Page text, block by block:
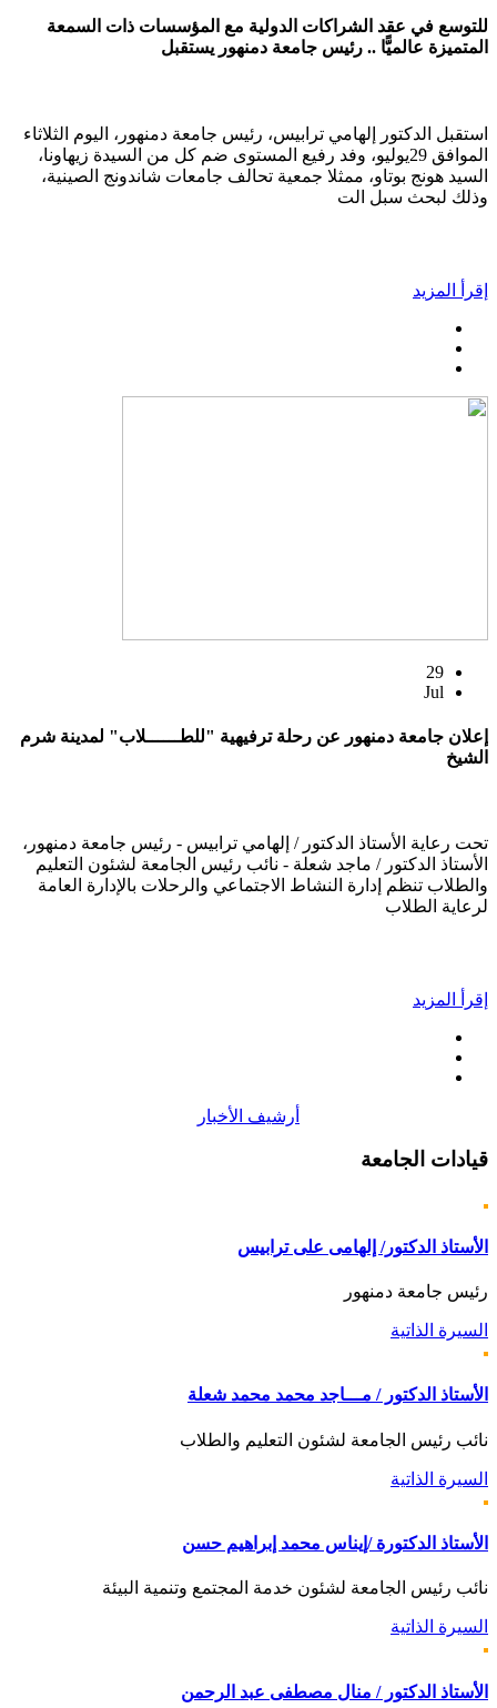
للتوسع في عقد الشراكات الدولية مع المؤسسات ذات السمعة
المتميزة عالميًّا .. رئيس جامعة دمنهور يستقبل
استقبل الدكتور إلهامي ترابيس، رئيس جامعة دمنهور، اليوم الثلاثاء
الموافق 29يوليو، وفد رفيع المستوى ضم كل من السيدة زيهاونا،
السيد هونج بوتاو، ممثلا جمعية تحالف جامعات شاندونج الصينية،
وذلك لبحث سبل الت
إقرأ المزيد
29
Jul
إعلان جامعة دمنهور عن رحلة ترفيهية "للطــــــلاب" لمدينة شرم
الشيخ
تحت رعاية الأستاذ الدكتور / إلهامي ترابيس - رئيس جامعة دمنهور،
الأستاذ الدكتور / ماجد شعلة - نائب رئيس الجامعة لشئون التعليم
والطلاب تنظم إدارة النشاط الاجتماعي والرحلات بالإدارة العامة
لرعاية الطلاب
إقرأ المزيد
أرشيف الأخبار
قيادات الجامعة
الأستاذ الدكتور/ إلهامى على ترابيس
رئيس جامعة دمنهور
السيرة الذاتية
الأستاذ الدكتور / مـــاجد محمد محمد شعلة
نائب رئيس الجامعة لشئون التعليم والطلاب
السيرة الذاتية
الأستاذ الدكتورة /إيناس محمد إبراهيم حسن
نائب رئيس الجامعة لشئون خدمة المجتمع وتنمية البيئة
السيرة الذاتية
الأستاذ الدكتور / منال مصطفى عبد الرحمن